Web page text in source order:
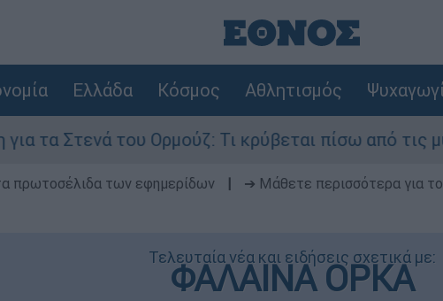
Ελλάδα Κόσμος Αθλητισμός
του Ορμούζ: Τι κρύβεται πίσω από τις μυστικές
πρωτοσέλιδα των εφημερίδων ➔ Μάθετε περισσότερα για
Τελευταία νέα και ειδήσεις σχετικά με:
ΦΑΛΑΙΝΑ ΟΡΚΑ